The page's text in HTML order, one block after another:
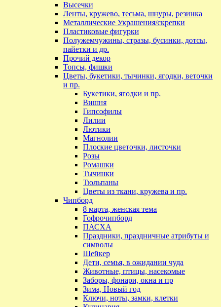
Высечки
Ленты, кружево, тесьма, шнуры, резинка
Металлические Украшения/скрепки
Пластиковые фигурки
Полужемчужины, стразы, бусинки, дотсы,
пайетки и др.
Прочий декор
Топсы, фишки
Цветы, букетики, тычинки, ягодки, веточки
и пр.
Букетики, ягодки и пр.
Вишня
Гипсофилы
Лилии
Лютики
Магнолии
Плоские цветочки, листочки
Розы
Ромашки
Тычинки
Тюльпаны
Цветы из ткани, кружева и пр.
Чипборд
8 марта, женская тема
Гофрочипборд
ПАСХА
Праздники, праздничные атрибуты и
символы
Шейкер
Дети, семья, в ожидании чуда
Животные, птицы, насекомые
Заборы, фонари, окна и пр
Зима, Новый год
Ключи, ноты, замки, клетки